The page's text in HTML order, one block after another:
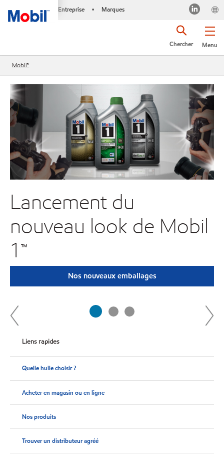
Entreprise • Marques
Menu
Chercher
Mobil™
Lancement du
nouveau look de Mobil
1™
Nos nouveaux emballages
Liens rapides
Quelle huile choisir ?
Acheter en magasin ou en ligne
Nos produits
Trouver un distributeur agréé